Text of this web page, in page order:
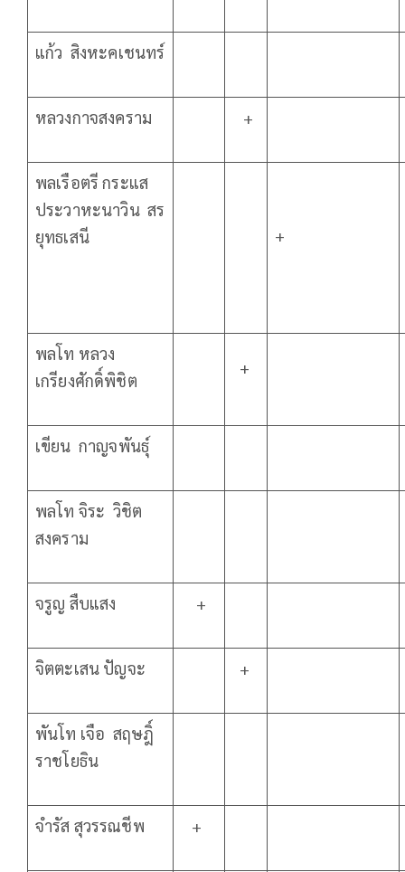
แก้ว สิงหะคเชนทร์
หลวงกาจสงคราม +
พลเรือตรี กระแส
ประวาหะนาวิน สร
ยุทธเสนี
+
พลโท หลวง
เกรียงศักดิ์พิชิต
+
เขียน กาญจพันธุ์
พลโท จิระ วิชิต
สงคราม
จรูญ สืบแสง +
จิตตะเสน ปัญจะ +
พันโท เจือ สฤษฎิ์
ราชโยธิน
จำรัส สุวรรณชีพ +